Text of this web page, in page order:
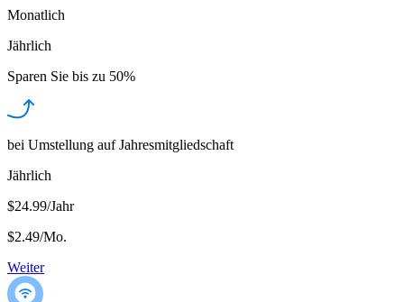
Monatlich
Jährlich
Sparen Sie bis zu 50%
bei Umstellung auf Jahresmitgliedschaft
Jährlich
$24.99/Jahr
$2.49/Mo.
Weiter